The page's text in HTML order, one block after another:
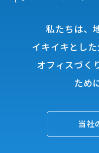
私たちは、
イキイキとし
オフィスづく
ため
当社